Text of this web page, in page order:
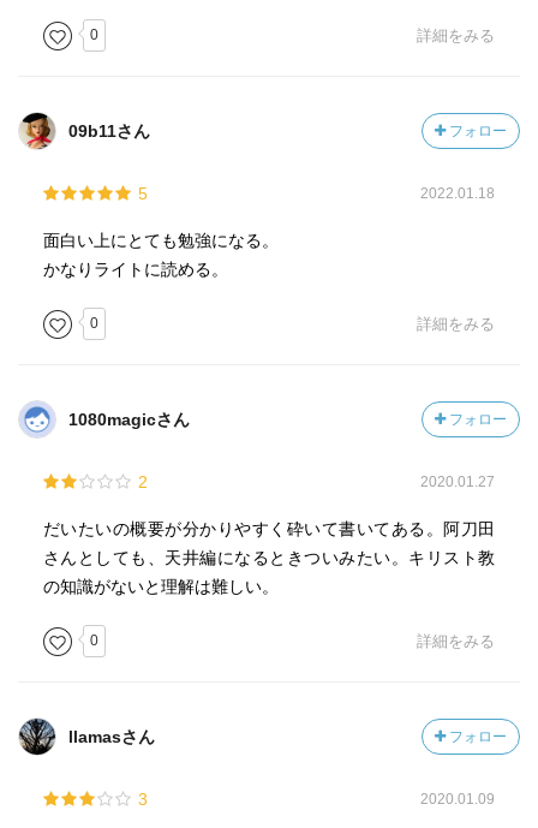
ら自分の家族に伝えてほしい」と伝言や祈りを頼まれる。
に「天への使者」のようなものだ。
そして煉獄は南半球で、空に星が出る描写が多い。抽象的
た」ということがわかるらしいが…私にはわかりません
(^_^;)
半分埋まりながら罪人を噛み砕いているルチフェルの脇か
を抜けると煉獄があり、さらに頂点がエルサレム（天国）
で…、という世界の構造らしい。
られているらしい。
・煉獄には星の描写が多い。天文学的に「どこに何の星が
出ているから、今は何時」とかわかるらしい。ふーん。
「南半球は海ばかり」だったそうだ。ふーん。
『神曲』ではそのような宇宙の動きや時間の経過も人間の
成長も動きの源はすべて神の愛から発しているとしてい
【特徴とまとめ】
き、ルネッサンス運動の原動力となった
○中世の百科全書的な知識を巧みに網羅している
■キリスト教的世界観で占められている
■ギリシャ・ローマ神話が多く引用されている
しかし人って天国より地獄の方がぜったい興味がわく！
妄想はキリがない！
地獄篇はダンテが怖がるたび、罪人が酷い目に遭うたび、
なんか喜劇っぽくて笑えてしまった
読み方が正しくないのは重々承知だが、地獄篇はある意味
エンタメ要素が強いのだ
そしてダンテは結構わかりやすく真っ直ぐな気質が伺えた
知識ゼロからここまで理解したということで、良しとさせ
しかし阿刀田氏の本書がなかったら「神曲」に関わること
0 詳細をみる
09b11さん フォロー
5 2022.01.18
面白い上にとても勉強になる。
かなりライトに読める。
0 詳細をみる
1080magicさん フォロー
2 2020.01.27
だいたいの概要が分かりやすく砕いて書いてある。阿刀田
さんとしても、天井編になるときついみたい。キリスト教
の知識がないと理解は難しい。
0 詳細をみる
llamasさん フォロー
3 2020.01.09